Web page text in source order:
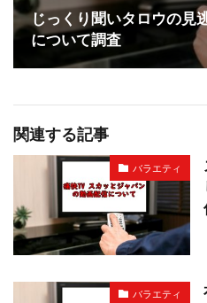
じっくり聞いタロウの見
について調査
関連する記事
バラエティ
バラエティ